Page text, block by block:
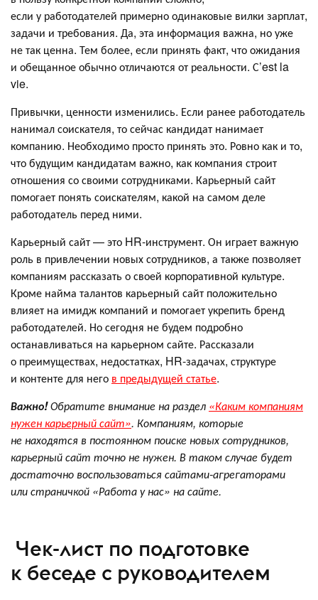
если у работодателей примерно одинаковые вилки зарплат,
задачи и требования. Да, эта информация важна, но уже
не так ценна. Тем более, если принять факт, что ожидания
и обещанное обычно отличаются от реальности. С’est la
vie.
Привычки, ценности изменились. Если ранее работодатель
нанимал соискателя, то сейчас кандидат нанимает
компанию. Необходимо просто принять это. Ровно как и то,
что будущим кандидатам важно, как компания строит
отношения со своими сотрудниками. Карьерный сайт
помогает понять соискателям, какой на самом деле
работодатель перед ними.
Карьерный сайт — это HR-инструмент. Он играет важную
роль в привлечении новых сотрудников, а также позволяет
компаниям рассказать о своей корпоративной культуре.
Кроме найма талантов карьерный сайт положительно
влияет на имидж компаний и помогает укрепить бренд
работодателей. Но сегодня не будем подробно
останавливаться на карьерном сайте. Рассказали
о преимуществах, недостатках, HR-задачах, структуре
и контенте для него в предыдущей статье.
Важно!Обратите внимание на раздел «Каким компаниям
нужен карьерный сайт». Компаниям, которые
не находятся в постоянном поиске новых сотрудников,
карьерный сайт точно не нужен. В таком случае будет
достаточно воспользоваться сайтами-агрегаторами
или страничкой «Работа у нас» на сайте.
Чек-лист по подготовке
к беседе с руководителем